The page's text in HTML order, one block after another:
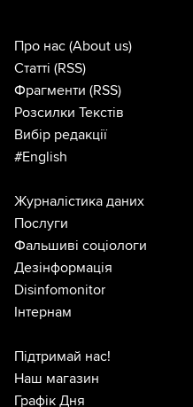
Про нас (About us)
Статті (RSS)
Фрагменти (RSS)
Розсилки Текстів
Вибір редакції
#English
Журналістика даних
Послуги
Фальшиві соціологи
Дезінформація
Disinfomonitor
Інтернам
Підтримай нас!
Наш магазин
Графік Дня